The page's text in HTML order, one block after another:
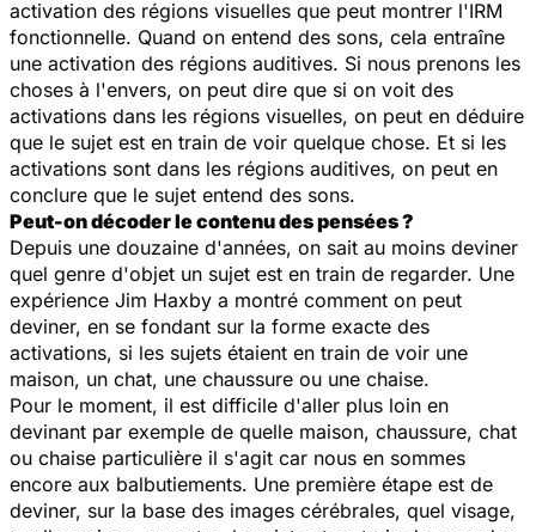
activation des régions visuelles que peut montrer l'IRM
fonctionnelle. Quand on entend des sons, cela entraîne
une activation des régions auditives. Si nous prenons les
choses à l'envers, on peut dire que si on voit des
activations dans les régions visuelles, on peut en déduire
que le sujet est en train de voir quelque chose. Et si les
activations sont dans les régions auditives, on peut en
conclure que le sujet entend des sons.
Peut-on décoder le contenu des pensées ?
Depuis une douzaine d'années, on sait au moins deviner
quel genre d'objet un sujet est en train de regarder. Une
expérience Jim Haxby a montré comment on peut
deviner, en se fondant sur la forme exacte des
activations, si les sujets étaient en train de voir une
maison, un chat, une chaussure ou une chaise.
Pour le moment, il est difficile d'aller plus loin en
devinant par exemple de quelle maison, chaussure, chat
ou chaise particulière il s'agit car nous en sommes
encore aux balbutiements. Une première étape est de
deviner, sur la base des images cérébrales, quel visage,